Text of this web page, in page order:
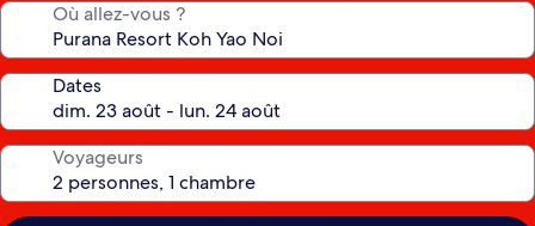
Où allez-vous ?
Dates
Voyageurs